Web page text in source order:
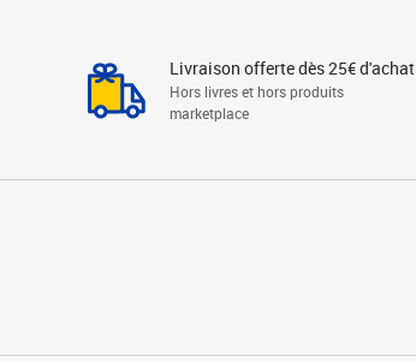
Livraison offerte dès 25€ d'achat
Hors livres et hors produits
marketplace